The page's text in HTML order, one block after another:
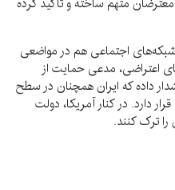
اجتماعی هم در مواضعی
اعتراضی، مدعی حمایت از
داده که ایران همچنان در سطح
دارد. در کنار آمریکا، دولت
را ترک کنند.